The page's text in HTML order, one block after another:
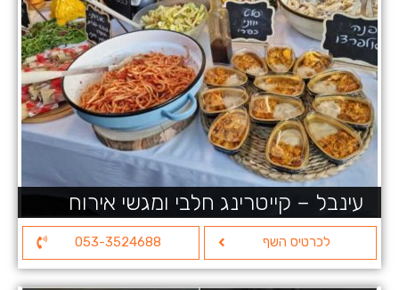
עינבל – קייטרינג חלבי ומגשי אירוח
לכרטיס השף 053-3524688